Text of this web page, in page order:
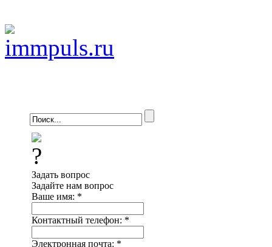
Задать вопрос
Задайте нам вопрос
Ваше имя: *
Контактный телефон: *
Электронная почта: *